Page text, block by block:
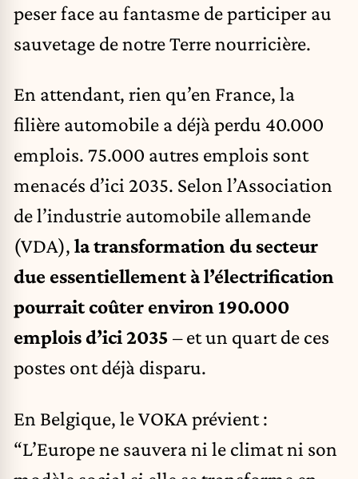
peser face au fantasme de participer au
sauvetage de notre Terre nourricière.
En attendant, rien qu’en France, la
filière automobile a déjà perdu 40.000
emplois. 75.000 autres emplois sont
menacés d’ici 2035. Selon l’Association
de l’industrie automobile allemande
(VDA), la transformation du secteur
due essentiellement à l’électrification
pourrait coûter environ 190.000
emplois d’ici 2035 – et un quart de ces
postes ont déjà disparu.
En Belgique, le VOKA prévient :
“L’Europe ne sauvera ni le climat ni son